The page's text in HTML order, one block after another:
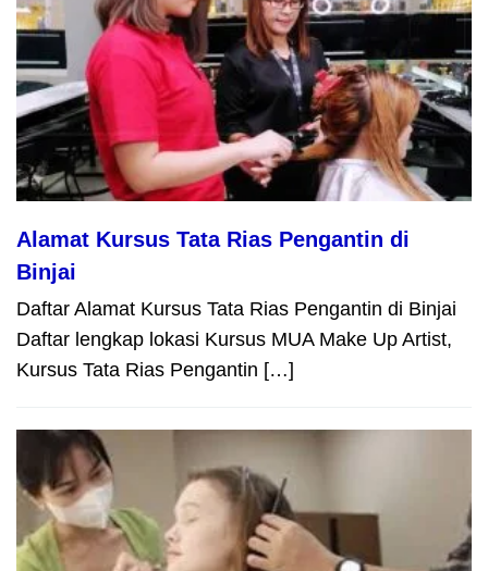
Alamat Kursus Tata Rias Pengantin di
Binjai
Daftar Alamat Kursus Tata Rias Pengantin di Binjai
Daftar lengkap lokasi Kursus MUA Make Up Artist,
Kursus Tata Rias Pengantin […]